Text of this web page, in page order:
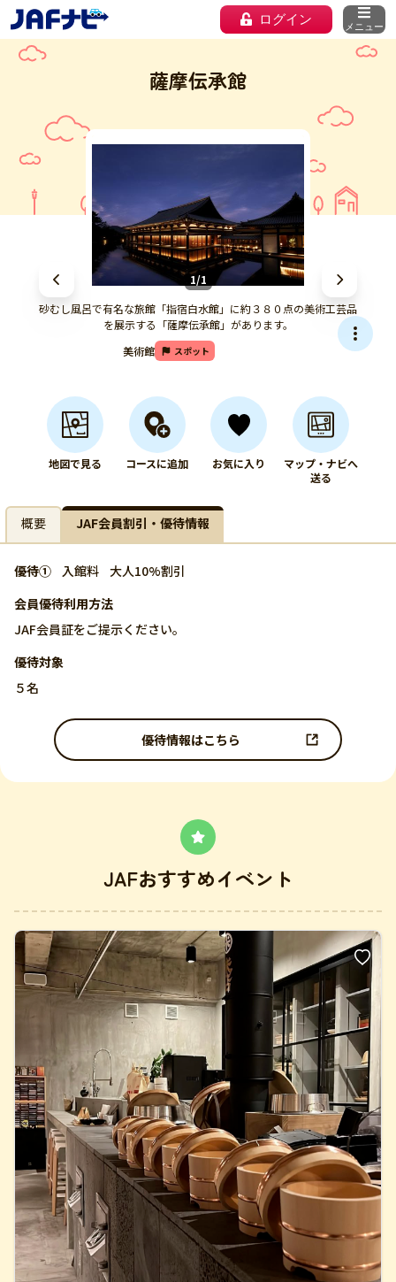
ログイン メニュー
薩摩伝承館
1/1
砂むし風呂で有名な旅館「指宿白水館」に約３８０点の美術工芸品
を展示する「薩摩伝承館」があります。
美術館
スポット
地図で見る コースに追加 お気に入り
マップ・ナビへ
送る
概要 JAF会員割引・優待情報
優待① 入館料 大人10%割引
会員優待利用方法
JAF会員証をご提示ください。
優待対象
５名
優待情報はこちら
JAFおすすめイベント